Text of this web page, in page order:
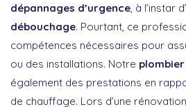
dépannages d’urgence , à l’instar
débouchage. Pourtant, ce
compétences nécessaires pour
ou des installations. Notre
également des prestations en
de chauffage. Lors d’une